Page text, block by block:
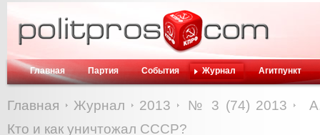
Главная Партия События Журнал Агитпункт
Главная Журнал 2013 № 3 (74) 2013
Кто и как уничтожал СССР?